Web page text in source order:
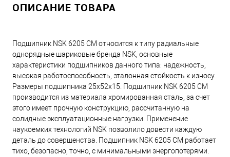
ОПИСАНИЕ ТОВАРА
Подшипник NSK 6205 CM относится к типу радиальные
однорядные шариковые бренда NSK, основные
характеристики подшипников данного типа: надежность,
высокая работоспособность, эталонная стойкость к износу.
Размеры подшипника 25x52x15. Подшипник NSK 6205 CM
производится из материала хромированная сталь, за счет
этого имеет прочную конструкцию, рассчитанную на
солидные эксплуатационные нагрузки. Применение
наукоемких технологий NSK позволило довести каждую
деталь до совершенства. Подшипник NSK 6205 CM работает
тихо, безопасно, точно, с минимальными энергопотерями.